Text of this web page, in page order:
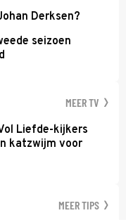
Derksen?
seizoen
MEER TV
Liefde-kijkers
katzwijm voor
MEER TIPS